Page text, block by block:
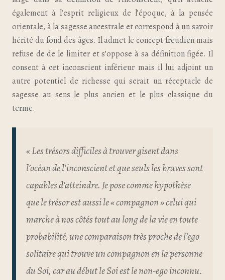
également à l’esprit religieux de l’époque, à la pensée
orientale, à la sagesse ancestrale et correspond à un savoir
hérité du fond des âges. Il admet le concept freudien mais
refuse de de le limiter et s’oppose à sa définition figée. Il
consent à cet inconscient inférieur mais il lui adjoint un
autre potentiel de richesse qui serait un réceptacle de
sagesse au sens le plus ancien et le plus classique du
terme.
« Les trésors difficiles à trouver gisent dans
l’océan de l’inconscient et que seuls les braves sont
capables d’atteindre. Je pose comme hypothèse
que le trésor est aussi le « compagnon » celui qui
marche à nos côtés tout au long de la vie en toute
probabilité, une comparaison très proche de l’ego
solitaire qui trouve un compagnon en la personne
du Soi, car au début le Soi est le non-ego inconnu.